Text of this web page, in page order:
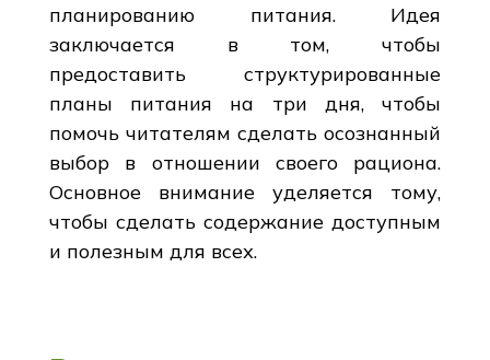
планированию питания. Идея
заключается в том, чтобы
предоставить структурированные
планы питания на три дня, чтобы
помочь читателям сделать осознанный
выбор в отношении своего рациона.
Основное внимание уделяется тому,
чтобы сделать содержание доступным
и полезным для всех.